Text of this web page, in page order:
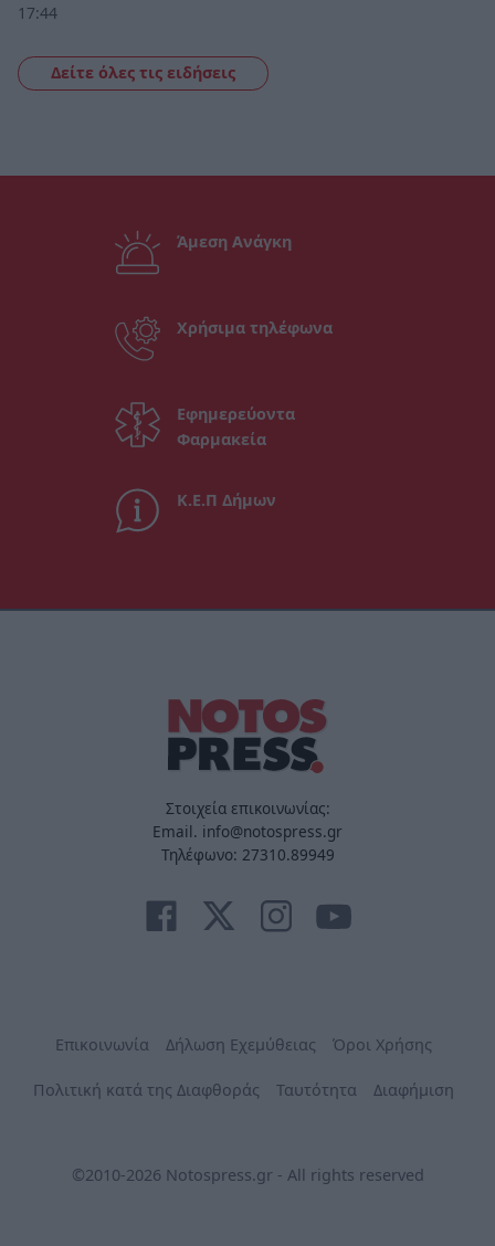
17:44
Δείτε όλες τις ειδήσεις
Άμεση Ανάγκη
Χρήσιμα τηλέφωνα
Εφημερεύοντα
Φαρμακεία
Κ.Ε.Π Δήμων
Στοιχεία επικοινωνίας:
Email. info@notospress.gr
Τηλέφωνο: 27310.89949
Επικοινωνία Δήλωση Εχεμύθειας Όροι Χρήσης
Πολιτική κατά της Διαφθοράς Ταυτότητα Διαφήμιση
©2010-2026 Notospress.gr - All rights reserved